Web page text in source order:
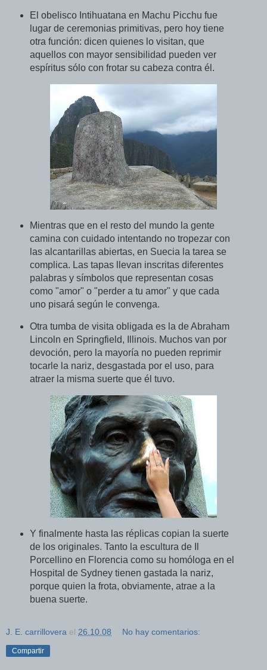
El obelisco Intihuatana en Machu Picchu fue
lugar de ceremonias primitivas, pero hoy tiene
otra función: dicen quienes lo visitan, que
aquellos con mayor sensibilidad pueden ver
espíritus sólo con frotar su cabeza contra él.
Mientras que en el resto del mundo la gente
camina con cuidado intentando no tropezar con
las alcantarillas abiertas, en Suecia la tarea se
complica. Las tapas llevan inscritas diferentes
palabras y símbolos que representan cosas
como "amor" o "perder a tu amor" y que cada
uno pisará según le convenga.
Otra tumba de visita obligada es la de Abraham
Lincoln en Springfield, Illinois. Muchos van por
devoción, pero la mayoría no pueden reprimir
tocarle la nariz, desgastada por el uso, para
atraer la misma suerte que él tuvo.
Y finalmente hasta las réplicas copian la suerte
de los originales. Tanto la escultura de Il
Porcellino en Florencia como su homóloga en el
Hospital de Sydney tienen gastada la nariz,
porque quien la frota, obviamente, atrae a la
buena suerte.
J. E. carrillovera el 26.10.08 No hay comentarios:
Compartir